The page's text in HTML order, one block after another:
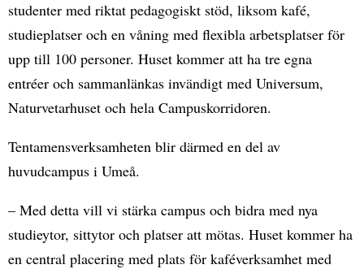
studenter med riktat pedagogiskt stöd, liksom kafé,
studieplatser och en våning med flexibla arbetsplatser för
upp till 100 personer. Huset kommer att ha tre egna
entréer och sammanlänkas invändigt med Universum,
Naturvetarhuset och hela Campuskorridoren.
Tentamensverksamheten blir därmed en del av
huvudcampus i Umeå.
– Med detta vill vi stärka campus och bidra med nya
studieytor, sittytor och platser att mötas. Huset kommer ha
en central placering med plats för kaféverksamhet med